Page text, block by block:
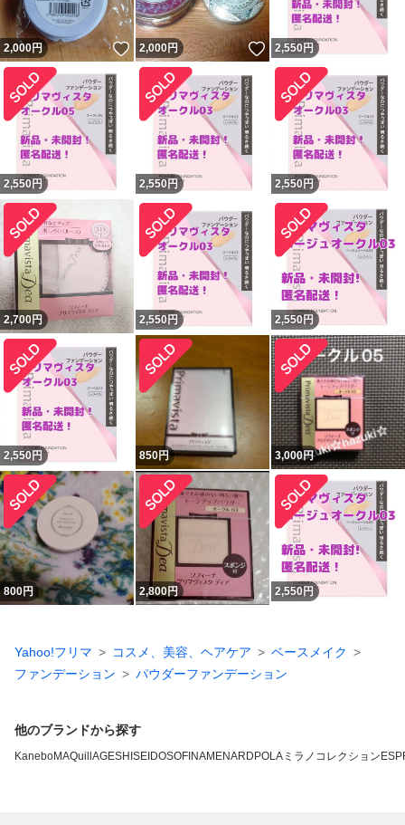
2,000円 いいね！
2,000円 いいね！
2,550円
2,550円 2,550円 2,550円
2,700円 2,550円 2,550円
2,550円 850円 3,000円
800円 2,800円 2,550円
Yahoo!フリマ コスメ、美容、ヘアケア
ベースメイク
ファンデーション
パウダーファンデーション
他のブランドから探す
KaneboMAQuillAGESHISEIDOSOFINAMENARD POLA ミラノコレクション